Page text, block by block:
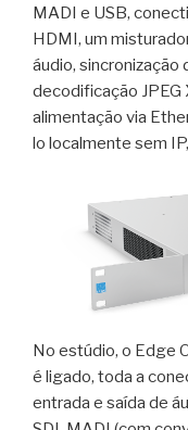
MADI e USB,
HDMI, um
áudio, sincronização
decodificação JPEG
alimentação via
lo localmente sem
No estúdio, o Edge
é ligado, toda a
entrada e saída de